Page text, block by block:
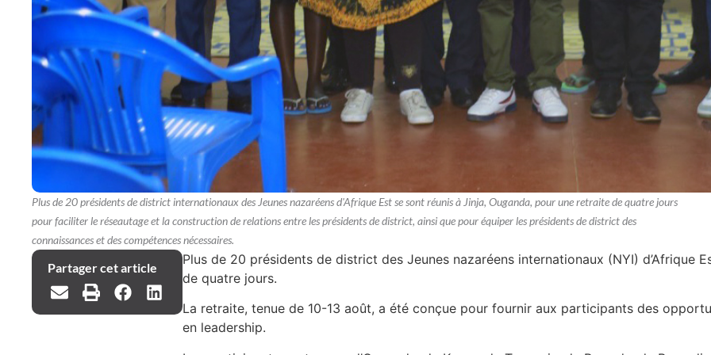
Plus de 20 présidents de district internationaux des Jeunes nazaréens d'Afrique Est se sont réunis à Jinja, Ouganda, pour une retraite de quatre jours
pour faciliter le réseautage et la construction de relations entre les présidents de district, ainsi que pour équiper les présidents de district des
connaissances et des compétences nécessaires.
Partager cet article
Plus de 20 présidents de district des Jeunes nazaréens internationaux (NYI) d’Afrique
de quatre jours.
La retraite, tenue de 10-13 août, a été conçue pour fournir aux participants des
en leadership.